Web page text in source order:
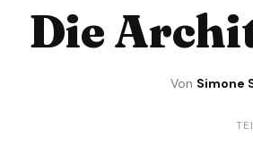
Die
Von Simone